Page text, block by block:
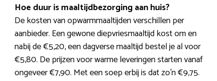
Hoe duur is maaltijdbezorging aan huis?
De kosten van opwarmmaaltijden verschillen per
aanbieder. Een gewone diepvriesmaaltijd kost om en
nabij de €5,20, een dagverse maaltijd bestel je al voor
€5,80. De prijzen voor warme leveringen starten vanaf
ongeveer €7,90. Met een soep erbij is dat zo’n €9,75.